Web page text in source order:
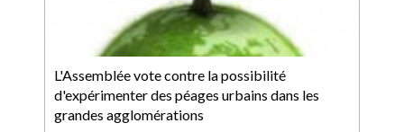
L'Assemblée vote contre la possibilité
d'expérimenter des péages urbains dans les
grandes agglomérations